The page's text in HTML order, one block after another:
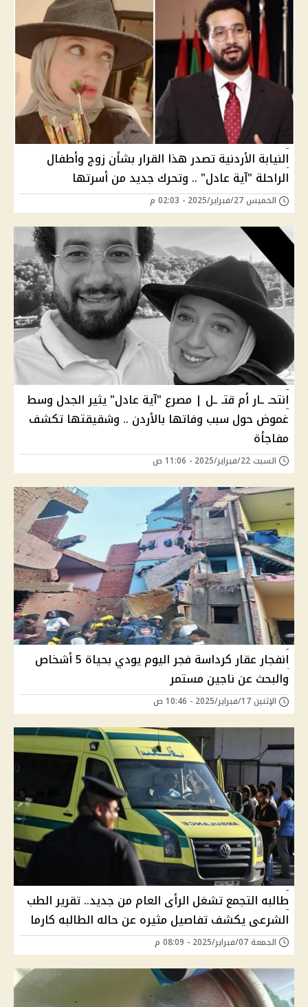
النيابة الأردنية تصدر هذا القرار بشأن زوج وأطفال
الراحلة "آية عادل" .. وتحرك جديد من أسرتها
الخميس 27/فبراير/2025 - 02:03 م
انتحـ ـار أم قتـ ـل | مصرع "آية عادل" يثير الجدل وسط
غموض حول سبب وفاتها بالأردن .. وشقيقتها تكشف
مفاجأة
السبت 22/فبراير/2025 - 11:06 ص
انفجار عقار كرداسة فجر اليوم يودي بحياة 5 أشخاص
والبحث عن ناجين مستمر
الإثنين 17/فبراير/2025 - 10:46 ص
طالبه التجمع تشغل الرأى العام من جديد.. تقرير الطب
الشرعى يكشف تفاصيل مثيره عن حاله الطالبه كارما
الجمعة 07/فبراير/2025 - 08:09 م